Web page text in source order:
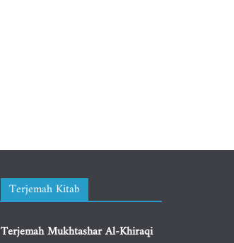
Terjemah Kitab
Terjemah Mukhtashar Al-Khiraqi